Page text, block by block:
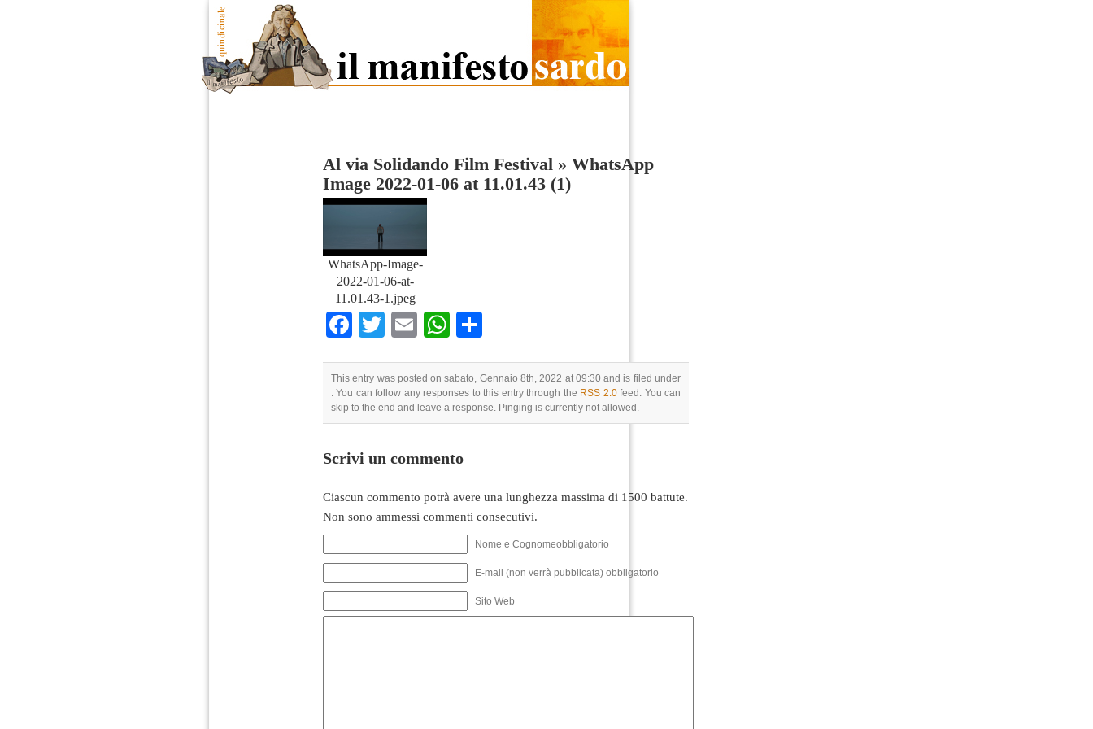
Al via Solidando Film Festival » WhatsApp
Image 2022-01-06 at 11.01.43 (1)
WhatsApp-Image-
2022-01-06-at-
11.01.43-1.jpeg
Facebook
TwitterEmailWhatsApp
This entry was posted on sabato, Gennaio 8th, 2022 at 09:30 and is filed under
. You can follow any responses to this entry through the RSS 2.0feed. You can
skip to the end and leave a response. Pinging is currently not allowed.
Scrivi un commento
Ciascun commento potrà avere una lunghezza massima di 1500 battute.
Non sono ammessi commenti consecutivi.
Nome e Cognomeobbligatorio
E-mail (non verrà pubblicata) obbligatorio
Sito Web